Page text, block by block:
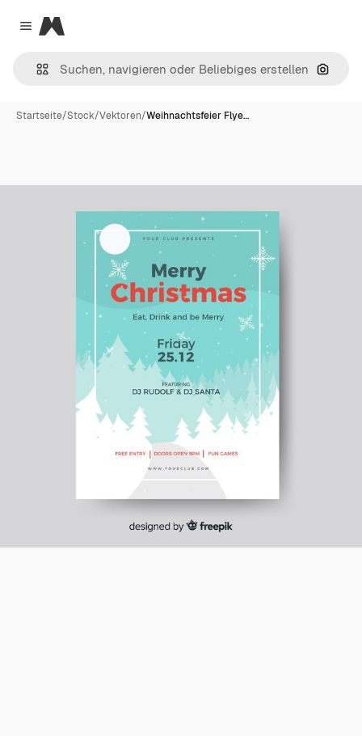
Close menu
Magnific
Nach
Startseite/Stock/Vektoren/Weihnachtsfeier Flye…